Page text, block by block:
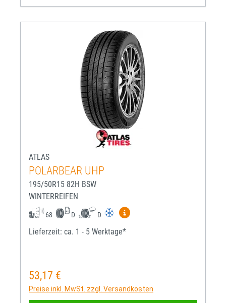
ATLAS
POLARBEAR UHP
195/50R15 82H BSW
WINTERREIFEN
68 D D
Mehr Informationen zum
Lieferzeit: ca. 1 - 5 Werktage*
Regulärer Preis:
53,17 €
Preise inkl. MwSt. zzgl. Versandkosten